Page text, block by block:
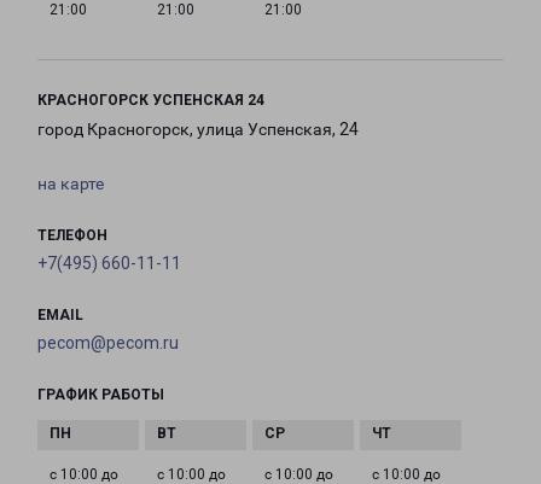
21:00
21:00
21:00
КРАСНОГОРСК УСПЕНСКАЯ 24
город Красногорск, улица Успенская, 24
на карте
ТЕЛЕФОН
+7(495) 660-11-11
EMAIL
pecom@pecom.ru
ГРАФИК РАБОТЫ
с 10:00 до
с 10:00 до
с 10:00 до
с 10:00 до